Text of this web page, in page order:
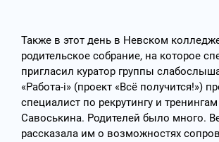
Также в этот день в Невском
родительское собрание, на которое
пригласил куратор группы
«Работа-i» (проект «Всё получится!»)
специалист по рекрутингу и
Савоськина. Родителей было много.
рассказала им о возможностях